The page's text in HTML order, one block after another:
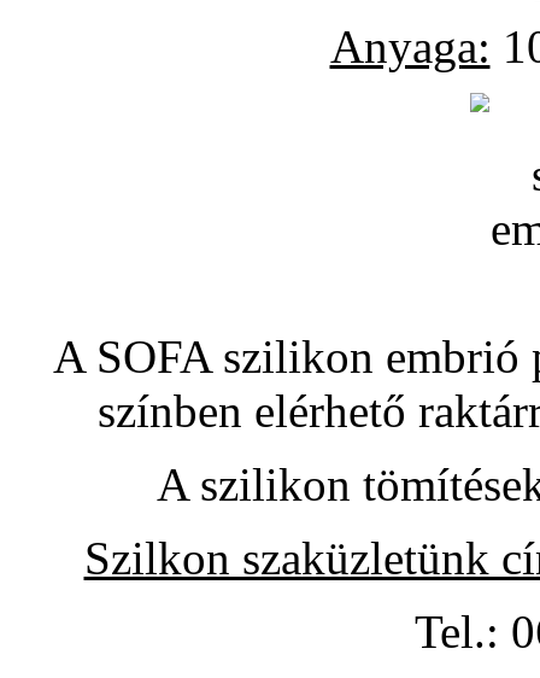
Anyaga:
A SOFA szilikon embrió
színben elérhető
A szilikon
Szilkon szaküzletünk
Tel.: